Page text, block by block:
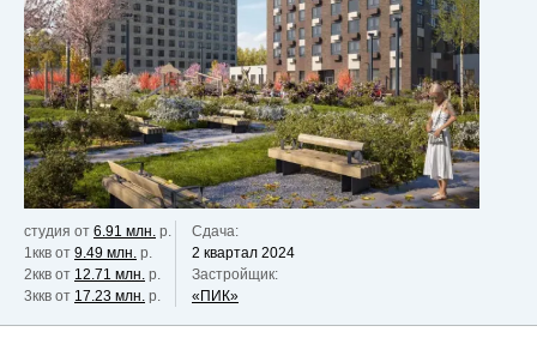
студия от 6.91 млн. р.
1ккв от 9.49 млн. р.
2ккв от 12.71 млн. р.
3ккв от 17.23 млн. р.
Сдача:
2 квартал 2024
Застройщик:
«ПИК»